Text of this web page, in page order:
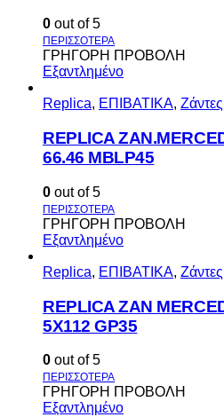
0 out of 5
ΓΡΗΓΟΡΗ ΠΡΟΒΟΛΗ
Εξαντλημένο
Replica, ΕΠΙΒΑΤΙΚΑ, Ζάντες
REPLICA
66.46 MBLP45
0 out of 5
ΓΡΗΓΟΡΗ ΠΡΟΒΟΛΗ
Εξαντλημένο
Replica, ΕΠΙΒΑΤΙΚΑ, Ζάντες
REPLICA ZAN
5X112 GP35
0 out of 5
ΓΡΗΓΟΡΗ ΠΡΟΒΟΛΗ
Εξαντλημένο